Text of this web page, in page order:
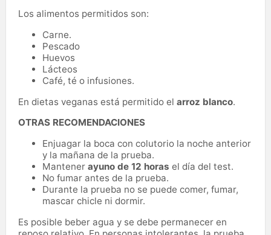
Los alimentos permitidos son:
Carne.
Pescado
Huevos
Lácteos
Café, té o infusiones.
En dietas veganas está permitido el arroz blanco.
OTRAS RECOMENDACIONES
Enjuagar la boca con colutorio la noche anterior
y la mañana de la prueba.
Mantener ayuno de 12 horas el día del test.
No fumar antes de la prueba.
Durante la prueba no se puede comer, fumar,
mascar chicle ni dormir.
Es posible beber agua y se debe permanecer en